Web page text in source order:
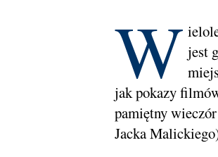
W jest
jak pokazy
pamiętny
Jacka